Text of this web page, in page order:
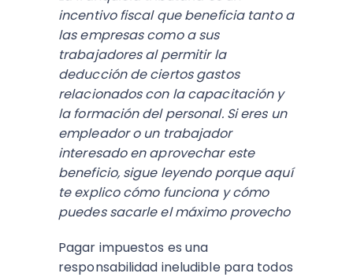
incentivo fiscal que beneficia tanto a
las empresas como a sus
trabajadores al permitir la
deducción de ciertos gastos
relacionados con la capacitación y
la formación del personal. Si eres un
empleador o un trabajador
interesado en aprovechar este
beneficio, sigue leyendo porque aquí
te explico cómo funciona y cómo
puedes sacarle el máximo provecho
Pagar impuestos es una
responsabilidad ineludible para todos